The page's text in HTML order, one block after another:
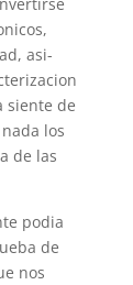
asi­
siente de
los
de las
podia
de
nos